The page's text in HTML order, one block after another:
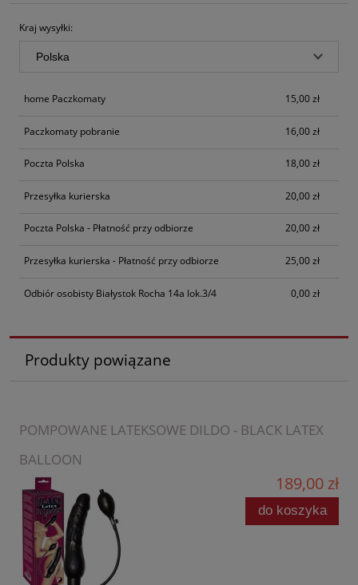
Kraj wysyłki:
home Paczkomaty 15,00 zł
Paczkomaty pobranie 16,00 zł
Poczta Polska 18,00 zł
Przesyłka kurierska 20,00 zł
Poczta Polska - Płatność przy odbiorze 20,00 zł
Przesyłka kurierska - Płatność przy odbiorze 25,00 zł
Odbiór osobisty Białystok Rocha 14a lok.3/4 0,00 zł
Produkty powiązane
POMPOWANE LATEKSOWE DILDO - BLACK LATEX
BALLOON
189,00 zł
do koszyka